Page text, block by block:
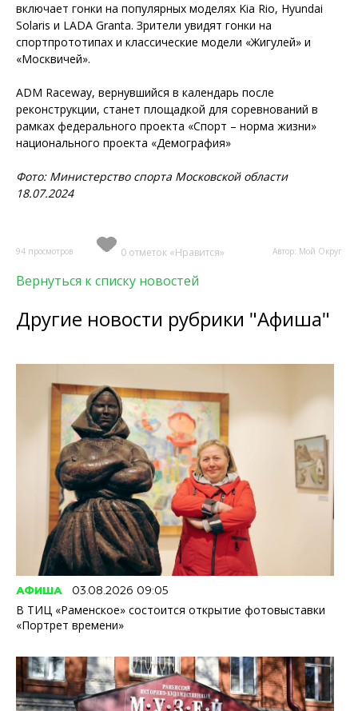
включает гонки на популярных моделях Kia Rio, Hyundai
Solaris и LADA Granta. Зрители увидят гонки на
спортпрототипах и классические модели «Жигулей» и
«Москвичей».
ADM Raceway, вернувшийся в календарь после
реконструкции, станет площадкой для соревнований в
рамках федерального проекта «Спорт – норма жизни»
национального проекта «Демография»
Фото: Министерство спорта Московской области
18.07.2024
94 просмотров 0 отметок «Нравится» Автор: Мой Округ
Вернуться к списку новостей
Другие новости рубрики "Афиша"
АФИША 03.08.2026 09:05
В ТИЦ «Раменское» состоится открытие фотовыставки
«Портрет времени»